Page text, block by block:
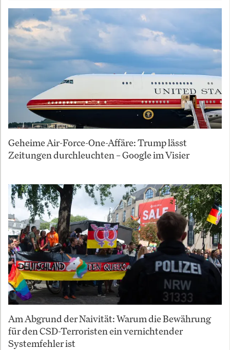
Geheime Air-Force-One-Affäre: Trump lässt
Zeitungen durchleuchten – Google im Visier
Am Abgrund der Naivität: Warum die Bewährung
für den CSD-Terroristen ein vernichtender
Systemfehler ist